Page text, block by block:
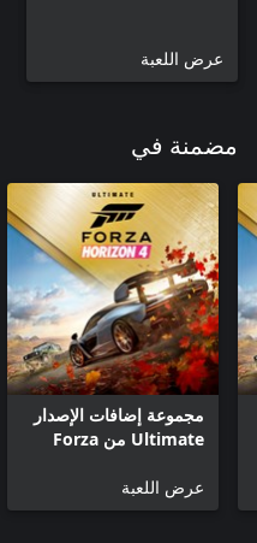
عرض اللعبة
مضمنة في
مجموعة إضافات الإصدار
Ultimate من Forza
عرض اللعبة